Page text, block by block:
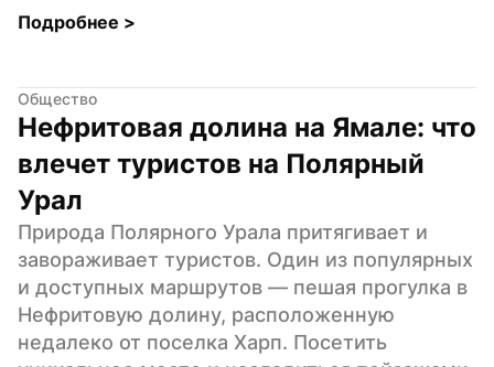
Подробнее >
Общество
Нефритовая долина на Ямале: что
влечет туристов на Полярный
Урал
Природа Полярного Урала притягивает и
завораживает туристов. Один из популярных
и доступных маршрутов — пешая прогулка в
Нефритовую долину, расположенную
недалеко от поселка Харп. Посетить